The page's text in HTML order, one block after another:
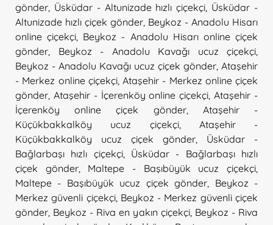
gönder Üsküdar - Altunizade hızlı çiçekçi Üsküdar -
Altunizade hızlı çiçek gönder Beykoz - Anadolu Hisarı
online çiçekçi Beykoz - Anadolu Hisarı online çiçek
gönder
Beykoz - Anadolu Kavağı ucuz çiçekçi
Beykoz - Anadolu Kavağı ucuz çiçek gönder Ataşehir
- Merkez online çiçekçi, Ataşehir - Merkez online çiçek
gönder Ataşehir - İçerenköy online çiçekçi ,Ataşehir -
İçerenköy online çiçek gönder, Ataşehir -
Küçükbakkalköy ucuz çiçekçi, Ataşehir -
Küçükbakkalköy ucuz çiçek gönder
Üsküdar -
Bağlarbaşı hızlı çiçekçi, Üsküdar - Bağlarbaşı hızlı
çiçek gönder, Maltepe - Başıbüyük ucuz çiçekçi
Maltepe - Başıbüyük ucuz çiçek gönder
Beykoz -
Merkez güvenli çiçekçi, Beykoz - Merkez güvenli çiçek
gönder Beykoz - Riva en yakın çiçekçi Beykoz - Riva